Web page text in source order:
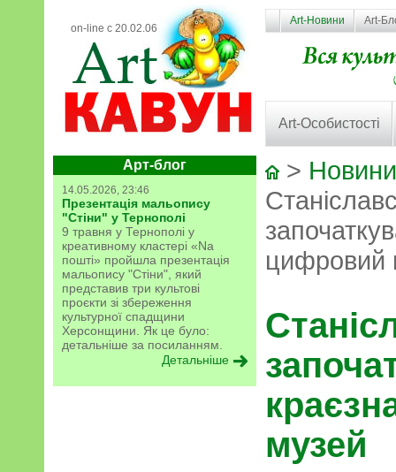
on-line с 20.02.06
Art-Новини Art-
Art-Особистості
Арт-блог
14.05.2026, 23:46
Презентація мальопису
"Стіни" у Тернополі
9 травня у Тернополі у
креативному кластері «Na
пошті» пройшла презентація
мальопису "Стіни", який
представив три культові
проєкти зі збереження
культурної спадщини
Херсонщини. Як це було:
детальніше за посиланням.
Детальніше
>
цифровий
музей